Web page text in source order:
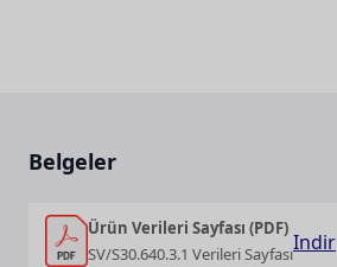
Belgeler
Ürün Verileri Sayfası (PDF)
SV/S30.640.3.1 Verileri SayfasıIndir